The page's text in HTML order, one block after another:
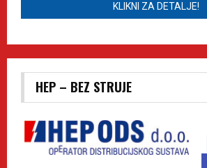
KLIKNI ZA DETALJE!
HEP – BEZ STRUJE